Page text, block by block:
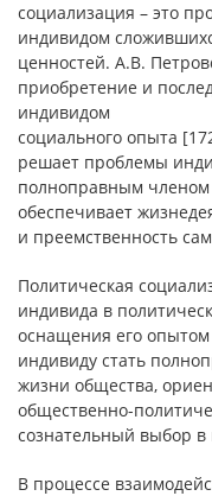
социализация – это
индивидом
ценностей. А.В.
приобретение и
индивидом
социального опыта
решает проблемы
полноправным членом
обеспечивает
и преемственность
Политическая
индивида в
оснащения его
индивиду стать
жизни общества,
общественно-
сознательный выбор в
В процессе